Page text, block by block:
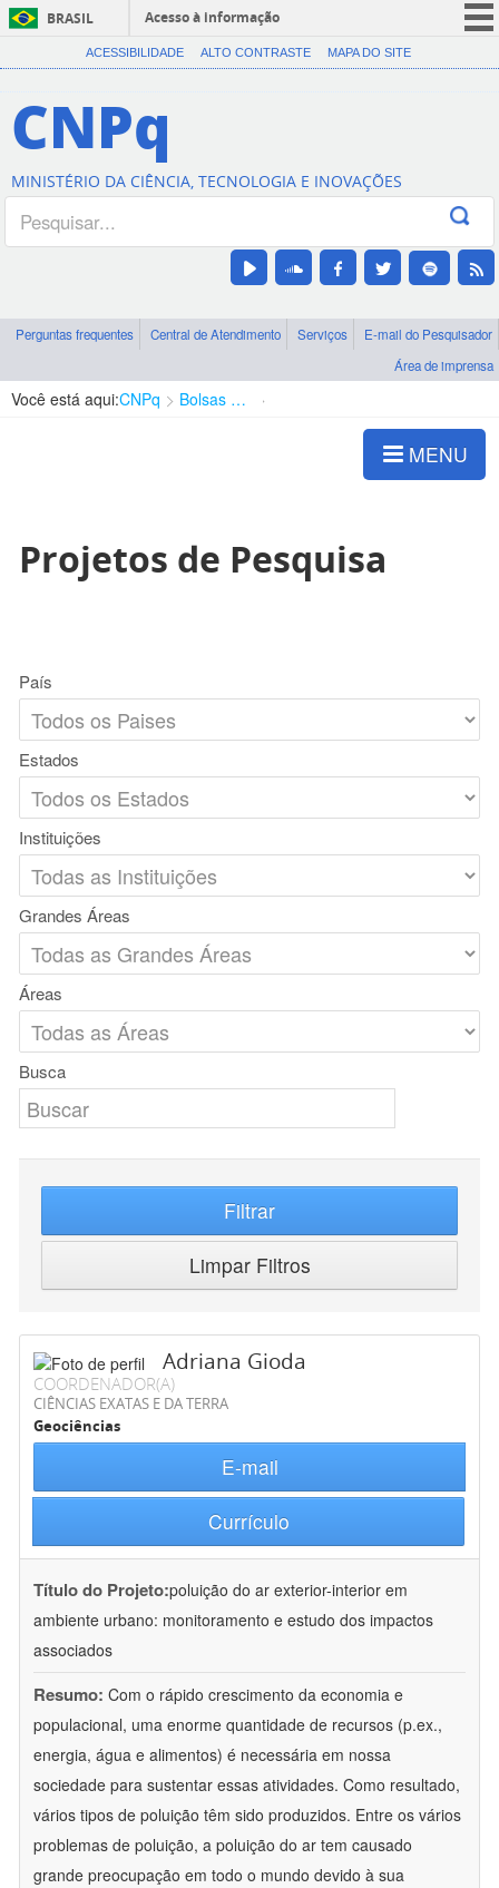
BRASIL
Acesso à informação
CORONAVÍRUS (COVID-19)
Canais
ACESSIBILIDADE ALTO CONTRASTE MAPA DO SITE
CNPq
MINISTÉRIO DA CIÊNCIA, TECNOLOGIA E INOVAÇÕES
Perguntas frequentes Central de Atendimento Serviços
E-mail do Pesquisador
Área de imprensa
Você está aqui:CNPq Bolsas e Auxílios Vigentes
MENU
Projetos de Pesquisa
País
Estados
Instituições
Grandes Áreas
Áreas
Busca
Filtrar
Limpar Filtros
Adriana Gioda
COORDENADOR(A)
CIÊNCIAS EXATAS E DA TERRA
Geociências
E-mail
Currículo
Título do Projeto:poluição do ar exterior-interior em
ambiente urbano: monitoramento e estudo dos impactos
associados
Resumo: Com o rápido crescimento da economia e
populacional, uma enorme quantidade de recursos (p.ex.,
energia, água e alimentos) é necessária em nossa
sociedade para sustentar essas atividades. Como resultado,
vários tipos de poluição têm sido produzidos. Entre os vários
problemas de poluição, a poluição do ar tem causado
grande preocupação em todo o mundo devido à sua